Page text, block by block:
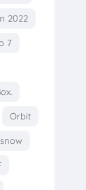
2022
7
Orbit